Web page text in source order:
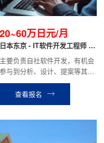
20~60万日元/月
日本东京 - IT软件开发工程师 正
社员
主要负责自社软件开发，有机会
参与到分析、设计、提案等其他
相关工作。月薪20万日元~70万
日元（根据个人技术经验）
查看报名